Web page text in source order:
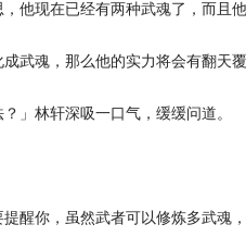
现在已经有两种武魂了，而且他
魂，那么他的实力将会有翻天覆
林轩深吸一口气，缓缓问道。
你，虽然武者可以修炼多武魂，